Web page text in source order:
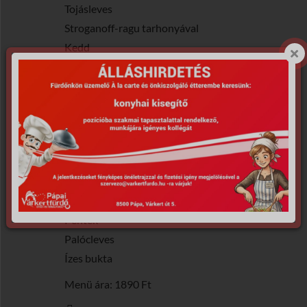
Tojásleves
Stroganoff-ragu tarhonyával
Kedd
Csirke becsinált leves
Rántott sertésmáj burgonyapürével
Májgombócleves
Carbonara spagetti
Csütörtök
Húsleves gazdagon
Rakott krumpli
Péntek
Palócleves
Ízes bukta
Menü ára: 1890 Ft